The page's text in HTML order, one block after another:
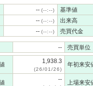
-- (--:--)
基準値
-- (--:--)
出来高
-- (--:--) 売買代金
-- 売買単位
1,938.3
(26/01/26)
年初来安
-- 上場来安